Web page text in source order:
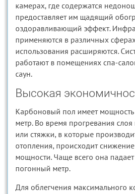
камерах, где содержатся
предоставляет им щадящий
оздоравливающий эффект.
применяются в различных
использования расширяются.
работают в помещениях спа-
саун.
Высокая
Карбоновый пол имеет
метр. Во время прогревания слоя
или стяжки, в которые
отопления, происходит
мощности. Чаще всего она
погонный метр.
Для облегчения максимального